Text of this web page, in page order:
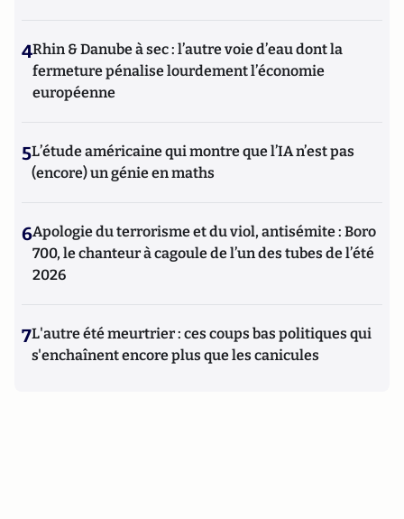
4Rhin & Danube à sec : l’autre voie d’eau dont la
fermeture pénalise lourdement l’économie
européenne
5L’étude américaine qui montre que l’IA n’est pas
(encore) un génie en maths
6Apologie du terrorisme et du viol, antisémite : Boro
700, le chanteur à cagoule de l’un des tubes de l’été
2026
7L'autre été meurtrier : ces coups bas politiques qui
s'enchaînent encore plus que les canicules